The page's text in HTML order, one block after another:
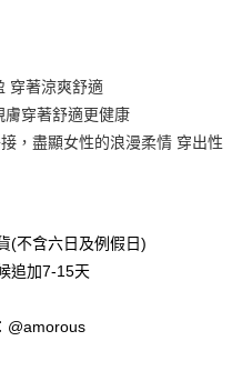
費
費
穿著涼爽舒適
穿著舒適更健康
，盡顯女性的浪漫柔情 穿出性
(不含六日及例假日)
追加7-15天
@amorous